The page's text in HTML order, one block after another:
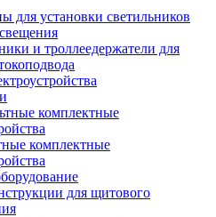
для установки светильников
и троллеедержатели для
комплектные
комплектные
для щитового